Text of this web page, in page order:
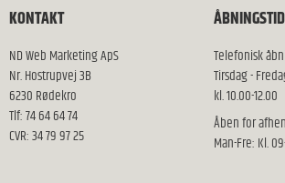
KONTAKT
ND Web Marketing ApS
Nr. Hostrupvej 3B
6230 Rødekro
Tlf: 74 64 64 74
CVR: 34 79 97 25
Telefonisk
Tirsdag -
kl. 10.00-12.00
Åben for
Man-Fre: Kl.